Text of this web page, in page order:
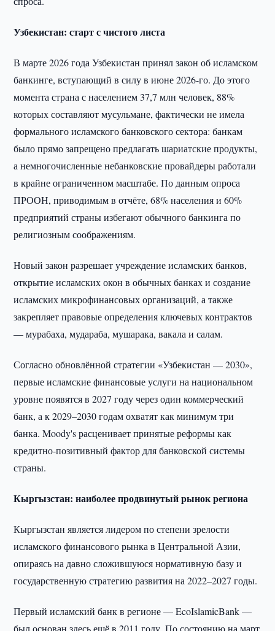
Узбекистан: старт с чистого листа
В марте 2026 года Узбекистан принял закон об исламском
банкинге, вступающий в силу в июне 2026-го. До этого
момента страна с населением 37,7 млн человек, 88%
которых составляют мусульмане, фактически не имела
формального исламского банковского сектора: банкам
было прямо запрещено предлагать шариатские продукты,
а немногочисленные небанковские провайдеры работали
в крайне ограниченном масштабе. По данным опроса
ПРООН, приводимым в отчёте, 68% населения и 60%
предприятий страны избегают обычного банкинга по
религиозным соображениям.
Новый закон разрешает учреждение исламских банков,
открытие исламских окон в обычных банках и создание
исламских микрофинансовых организаций, а также
закрепляет правовые определения ключевых контрактов
— мурабаха, мудараба, мушарака, вакала и салам.
Согласно обновлённой стратегии «Узбекистан — 2030»,
первые исламские финансовые услуги на национальном
уровне появятся в 2027 году через один коммерческий
банк, а к 2029–2030 годам охватят как минимум три
банка. Moody's расценивает принятые реформы как
кредитно-позитивный фактор для банковской системы
страны.
Кыргызстан: наиболее продвинутый рынок региона
Кыргызстан является лидером по степени зрелости
исламского финансового рынка в Центральной Азии,
опираясь на давно сложившуюся нормативную базу и
государственную стратегию развития на 2022–2027 годы.
Первый исламский банк в регионе — EcoIslamicBank —
был основан здесь ещё в 2011 году. По состоянию на март